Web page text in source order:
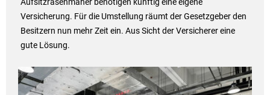
Aufsitzrasenmäher benötigen künftig eine eigene
Versicherung. Für die Umstellung räumt der Gesetzgeber den
Besitzern nun mehr Zeit ein. Aus Sicht der Versicherer eine
gute Lösung.